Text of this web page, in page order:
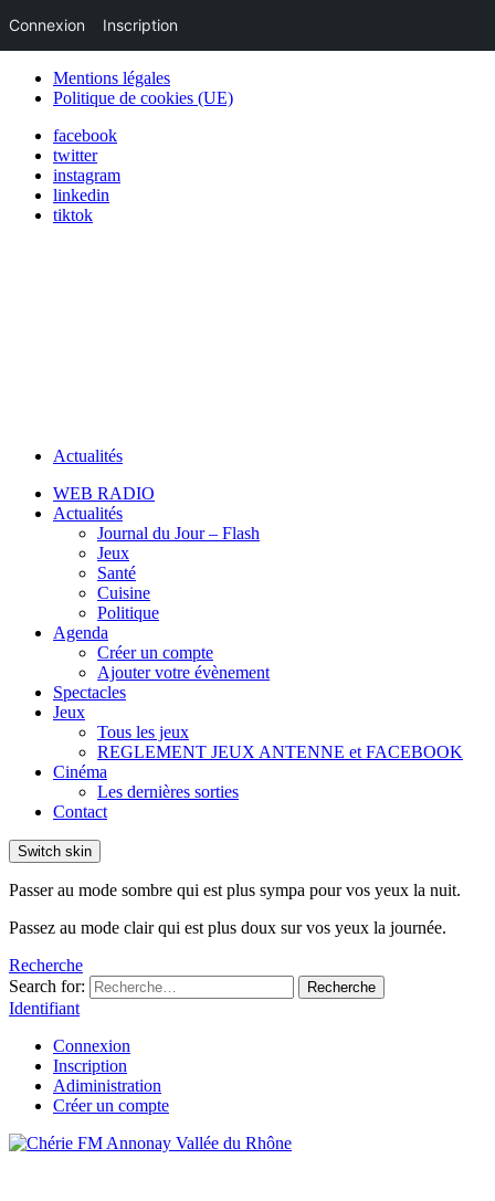
Mentions légales
Politique de cookies (UE)
facebook
twitter
instagram
linkedin
tiktok
Actualités
WEB RADIO
Actualités
Journal du Jour – Flash
Jeux
Santé
Cuisine
Politique
Agenda
Créer un compte
Ajouter votre évènement
Spectacles
Jeux
Tous les jeux
REGLEMENT JEUX ANTENNE et FACEBOOK
Cinéma
Les dernières sorties
Contact
Switch skin
Passer au mode sombre qui est plus sympa pour vos yeux la nuit.
Passez au mode clair qui est plus doux sur vos yeux la journée.
Recherche
Search for:
Recherche
Identifiant
Connexion
Inscription
Adiministration
Créer un compte
Connexion Inscription